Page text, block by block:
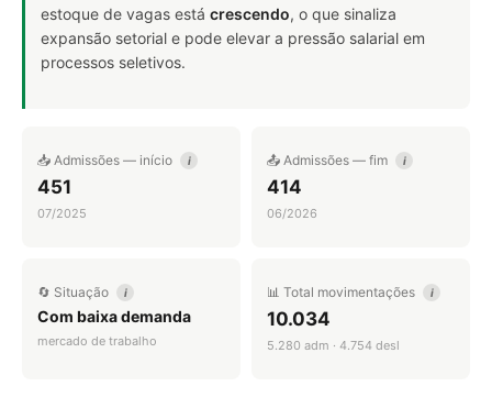
estoque de vagas está crescendo, o que sinaliza
expansão setorial e pode elevar a pressão salarial em
processos seletivos.
📥 Admissões — início i
451
07/2025
📤 Admissões — fim i
414
06/2026
🔄 Situação i
Com baixa demanda
mercado de trabalho
📊 Total movimentações i
10.034
5.280 adm · 4.754 desl